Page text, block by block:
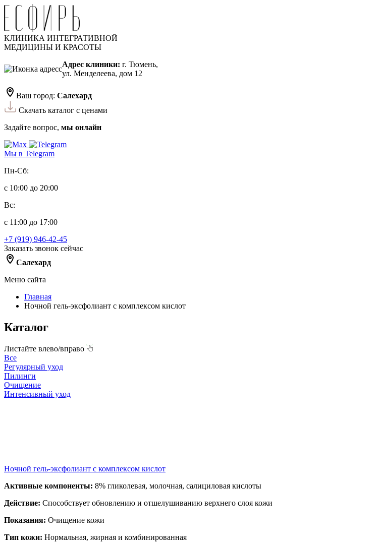
КЛИНИКА ИНТЕГРАТИВНОЙ
МЕДИЦИНЫ И КРАСОТЫ
Адрес клиники: г. Тюмень,
ул. Менделеева, дом 12
Ваш город: Салехард
Скачать каталог с ценами
Задайте вопрос, мы онлайн
Мы в Telegram
Пн-Сб:
с 10:00 до 20:00
Вс:
с 11:00 до 17:00
+7 (919) 946-42-45
Заказать звонок сейчас
Салехард
Меню сайта
Главная
Ночной гель-эксфолиант с комплексом кислот
Каталог
Листайте влево/вправо
Все
Регулярный уход
Пилинги
Очищение
Интенсивный уход
Ночной гель-эксфолиант с комплексом кислот
Активные компоненты: 8% гликолевая, молочная, салициловая кислоты
Действие: Способствует обновлению и отшелушиванию верхнего слоя кожи
Показания: Очищение кожи
Тип кожи: Нормальная, жирная и комбинированная